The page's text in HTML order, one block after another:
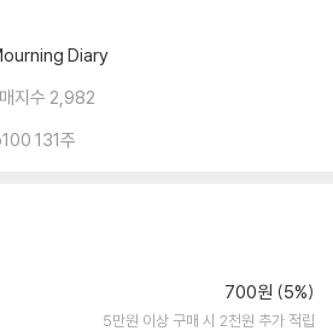
Diary
지수 2,982
131주
700원 (5%)
5만원 이상 구매 시 2천원 추가 적립